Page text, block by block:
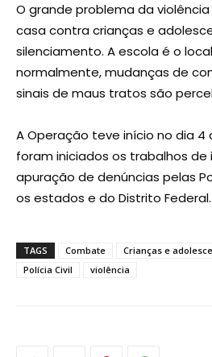
O grande problema da
casa contra crianças e
silenciamento. A escola é o
normalmente, mudanças de
sinais de maus tratos são
A Operação teve início no dia 4
foram iniciados os trabalhos
apuração de denúncias pelas
os estados e do Distrito Federal.
TAGS Combate Crianças e
Polícia Civil
violência